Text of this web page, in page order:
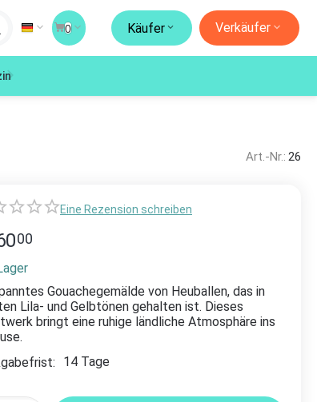
0 Käufer Verkäufer
Art.-Nr.: 26
Eine Rezension schreiben
00
Gouachegemälde von Heuballen, das in
Lila- und Gelbtönen gehalten ist. Dieses
bringt eine ruhige ländliche Atmosphäre ins
14 Tage